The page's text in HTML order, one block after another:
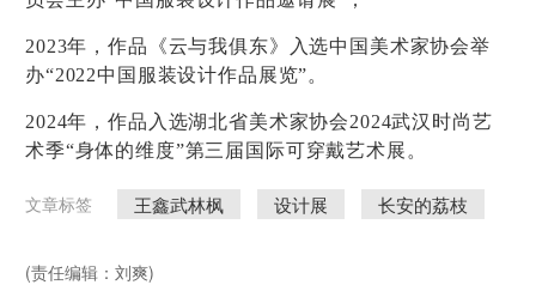
2023年，作品《云与我俱东》入选中国美术家协会举
办“2022中国服装设计作品展览”。
2024年，作品入选湖北省美术家协会2024武汉时尚艺
术季“身体的维度”第三届国际可穿戴艺术展。
文章标签 王鑫武林枫 设计展 长安的荔枝
(责任编辑：刘爽)